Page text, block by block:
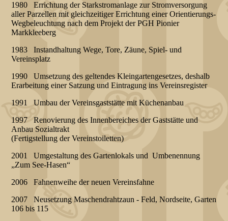
1980 Errichtung der Starkstromanlage zur Stromversorgung
aller Parzellen mit gleichzeitiger Errichtung einer Orientierungs-
Wegbeleuchtung nach dem Projekt der PGH Pionier
Markkleeberg
1983 Instandhaltung Wege, Tore, Zäune, Spiel- und
Vereinsplatz
1990 Umsetzung des geltendes Kleingartengesetzes, deshalb
Erarbeitung einer Satzung und Eintragung ins Vereinsregister
1991 Umbau der Vereinsgaststätte mit Küchenanbau
1997 Renovierung des Innenbereiches der Gaststätte und
Anbau Sozialtrakt
(Fertigstellung der Vereinstoiletten)
2001 Umgestaltung des Gartenlokals und Umbenennung
„Zum See-Hasen“
2006 Fahnenweihe der neuen Vereinsfahne
2007 Neusetzung Maschendrahtzaun - Feld, Nordseite, Garten
106 bis 115